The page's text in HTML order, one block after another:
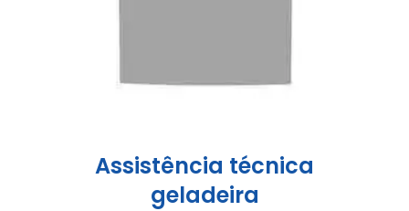
Assistência técnica
geladeira